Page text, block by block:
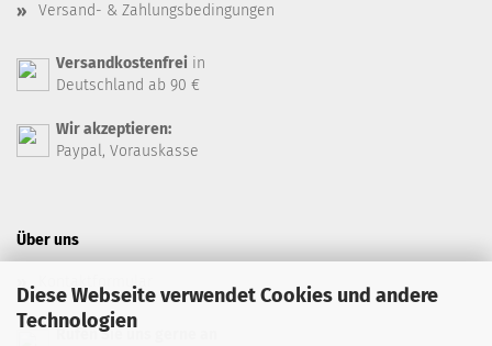
Diese Webseite verwendet Cookies und andere
Technologien
Versand- & Zahlungsbedingungen
Versandkostenfrei in
Deutschland ab 90 €
Wir akzeptieren:
Paypal, Vorauskasse
Über uns
Kontaktformular
Rufen Sie uns gerne an